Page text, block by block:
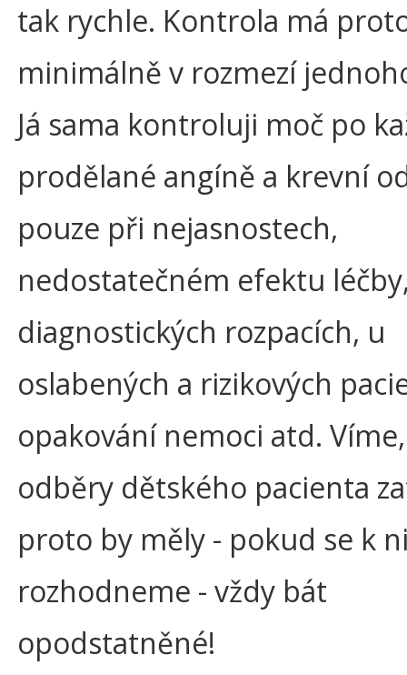
tak rychle. Kontrola má
minimálně v rozmezí
Já sama kontroluji moč po
prodělané angíně a krevní
pouze při nejasnostech,
nedostatečném efektu
diagnostických rozpacích, u
oslabených a rizikových
opakování nemoci atd.
odběry dětského pacienta
proto by měly - pokud se k
rozhodneme - vždy bát
opodstatněné!